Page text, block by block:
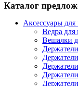
Каталог
Аксессуары
Ведра для
Вешалки